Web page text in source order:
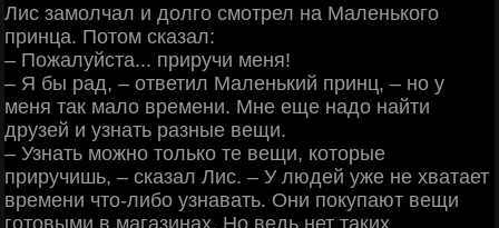
Лис замолчал и долго смотрел на Маленького
принца. Потом сказал:
‒ Пожалуйста... приручи меня!
‒ Я бы рад, ‒ ответил Маленький принц, ‒ но у
меня так мало времени. Мне еще надо найти
друзей и узнать разные вещи.
‒ Узнать можно только те вещи, которые
приручишь, ‒ сказал Лис. ‒ У людей уже не хватает
времени что-либо узнавать. Они покупают вещи
готовыми в магазинах. Но ведь нет таких